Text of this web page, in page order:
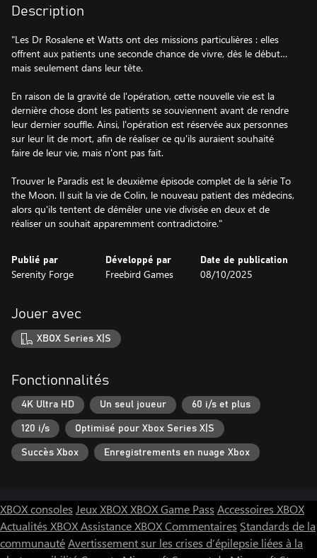
Description
"Les Dr Rosalene et Watts ont des missions particulières : elles
offrent aux patients une seconde chance de vivre, dès le début…
mais seulement dans leur tête.
En raison de la gravité de l'opération, cette nouvelle vie est la
dernière chose dont les patients se souviennent avant de rendre
leur dernier souffle. Ainsi, l'opération est réservée aux personnes
sur leur lit de mort, afin de réaliser ce qu'ils auraient souhaité
faire de leur vie, mais n'ont pas fait.
Trouver le Paradis est le deuxième épisode complet de la série To
the Moon. Il suit la vie de Colin, le nouveau patient des médecins,
alors qu'ils tentent de démêler une vie divisée en deux et de
réaliser un souhait apparemment contradictoire."
Publié par
Serenity Forge
Développé par
Freebird Games
Date de publication
08/10/2025
Jouer avec
XBOX Series X|S
Fonctionnalités
4K Ultra HD Un seul joueur 60 i/s et plus
120 i/s Optimisé pour Xbox Series X|S
Succès Xbox Enregistrements en nuage Xbox
XBOX consoles Jeux XBOXXBOX Game Pass Accessoires XBOX
Actualités XBOXAssistance XBOXCommentaires Standards de la
communautéAvertissement sur les crises d’épilepsie liées à la